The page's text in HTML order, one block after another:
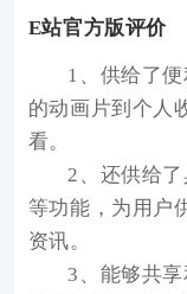
E站官方版评价
1、供给了
的动画片到个人
看。
2、还供给
等功能，为用户
资讯。
3、能够共